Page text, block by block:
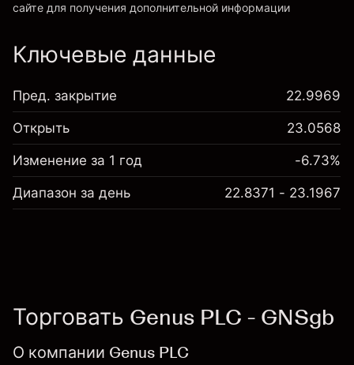
«Комиссии и сборы»
сайте для получения дополнительной информации
Ключевые данные
Пред. закрытие 22.9969
Открыть 23.0568
Изменение за 1 год -6.73%
Диапазон за день 22.8371 - 23.1967
Торговать Genus PLC - GNSgb
О компании Genus PLC